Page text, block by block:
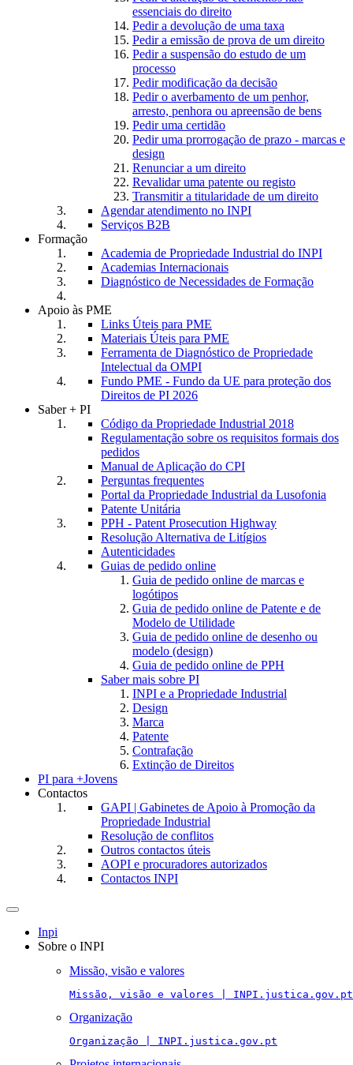
essenciais do direito
Pedir a devolução de uma taxa
Pedir a emissão de prova de um direito
Pedir a suspensão do estudo de um
processo
Pedir modificação da decisão
Pedir o averbamento de um penhor,
arresto, penhora ou apreensão de bens
Pedir uma certidão
Pedir uma prorrogação de prazo - marcas e
design
Renunciar a um direito
Revalidar uma patente ou registo
Transmitir a titularidade de um direito
Agendar atendimento no INPI
Serviços B2B
Formação
Academia de Propriedade Industrial do INPI
Academias Internacionais
Diagnóstico de Necessidades de Formação
Apoio às PME
Links Úteis para PME
Materiais Úteis para PME
Ferramenta de Diagnóstico de Propriedade
Intelectual da OMPI
Fundo PME - Fundo da UE para proteção dos
Direitos de PI 2026
Saber + PI
Código da Propriedade Industrial 2018
Regulamentação sobre os requisitos formais dos
pedidos
Manual de Aplicação do CPI
Perguntas frequentes
Portal da Propriedade Industrial da Lusofonia
Patente Unitária
PPH - Patent Prosecution Highway
Resolução Alternativa de Litígios
Autenticidades
Guias de pedido online
Guia de pedido online de marcas e
logótipos
Guia de pedido online de Patente e de
Modelo de Utilidade
Guia de pedido online de desenho ou
modelo (design)
Guia de pedido online de PPH
Saber mais sobre PI
INPI e a Propriedade Industrial
Design
Marca
Patente
Contrafação
Extinção de Direitos
PI para +Jovens
Contactos
GAPI | Gabinetes de Apoio à Promoção da
Propriedade Industrial
Resolução de conflitos
Outros contactos úteis
AOPI e procuradores autorizados
Contactos INPI
Toggle
navigation
Inpi
Sobre o INPI
Missão, visão e valores
Missão, visão e valores | INPI.justica.gov.pt
Organização
Organização | INPI.justica.gov.pt